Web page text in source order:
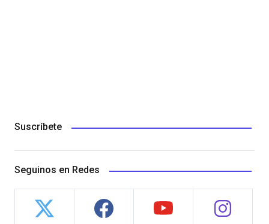
Suscríbete
Seguinos en Redes